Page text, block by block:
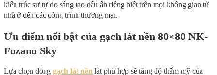
kiến trúc sư tự do sáng tạo dấu ấn riêng biệt trên mọi không gian từ
nhà ở đến các công trình thương mại.
Ưu điểm nổi bật của gạch lát nền 80×80 NK-
Fozano Sky
Lựa chọn dòng gạch lát nền lát phù hợp sẽ tăng độ thẩm mỹ của